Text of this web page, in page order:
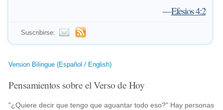
—Efesios 4:2
Suscribirse:
Version Bilingue (Español / English)
Pensamientos sobre el Verso de Hoy
"¿Quiere decir que tengo que aguantar todo eso?" Hay personas